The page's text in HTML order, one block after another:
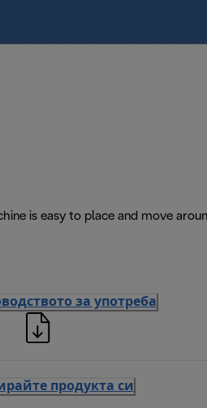
is easy to place and move
за употреба
продукта си